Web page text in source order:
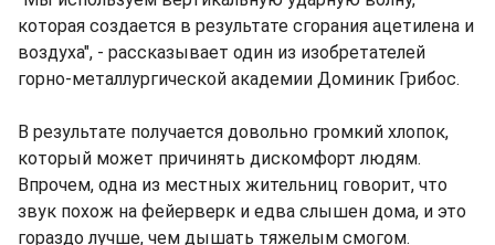
которая создается в результате сгорания ацетилена и
воздуха", - рассказывает один из изобретателей
горно-металлургической академии Доминик Грибос.
В результате получается довольно громкий хлопок,
который может причинять дискомфорт людям.
Впрочем, одна из местных жительниц говорит, что
звук похож на фейерверк и едва слышен дома, и это
гораздо лучше, чем дышать тяжелым смогом.